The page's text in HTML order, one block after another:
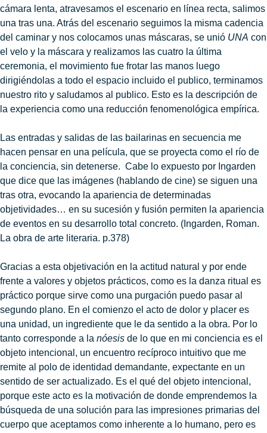
cámara lenta, atravesamos el escenario en línea recta, salimos
una tras una. Atrás del escenario seguimos la misma cadencia
del caminar y nos colocamos unas máscaras, se unió UNA con
el velo y la máscara y realizamos las cuatro la última
ceremonia, el movimiento fue frotar las manos luego
dirigiéndolas a todo el espacio incluido el publico, terminamos
nuestro rito y saludamos al publico. Esto es la descripción de
la experiencia como una reducción fenomenológica empírica.
Las entradas y salidas de las bailarinas en secuencia me
hacen pensar en una película, que se proyecta como el río de
la conciencia, sin detenerse. Cabe lo expuesto por Ingarden
que dice que las imágenes (hablando de cine) se siguen una
tras otra, evocando la apariencia de determinadas
objetividades… en su sucesión y fusión permiten la apariencia
de eventos en su desarrollo total concreto. (Ingarden, Roman.
La obra de arte literaria. p.378)
Gracias a esta objetivación en la actitud natural y por ende
frente a valores y objetos prácticos, como es la danza ritual es
práctico porque sirve como una purgación puedo pasar al
segundo plano. En el comienzo el acto de dolor y placer es
una unidad, un ingrediente que le da sentido a la obra. Por lo
tanto corresponde a la nóesis de lo que en mi conciencia es el
objeto intencional, un encuentro recíproco intuitivo que me
remite al polo de identidad demandante, expectante en un
sentido de ser actualizado. Es el qué del objeto intencional,
porque este acto es la motivación de donde emprendemos la
búsqueda de una solución para las impresiones primarias del
cuerpo que aceptamos como inherente a lo humano, pero es